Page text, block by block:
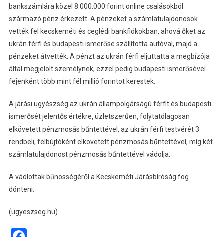
bankszámlára közel 8.000.000 forint online csalásokból
származó pénz érkezett. A pénzeket a számlatulajdonosok
vették fel kecskeméti és ceglédi bankfiókokban, ahová őket az
ukrán férfi és budapesti ismerőse szállította autóval, majd a
pénzeket átvették. A pénzt az ukrán férfi eljuttatta a megbízója
által megjelölt személynek, ezzel pedig budapesti ismerősével
fejenként több mint fél millió forintot kerestek.
A járási ügyészség az ukrán állampolgárságú férfit és budapesti
ismerősét jelentős értékre, üzletszerűen, folytatólagosan
elkövetett pénzmosás bűntettével, az ukrán férfi testvérét 3
rendbeli, felbújtóként elkövetett pénzmosás bűntettével, míg két
számlatulajdonost pénzmosás bűntettével vádolja.
A vádlottak bűnösségéről a Kecskeméti Járásbíróság fog
dönteni.
(ugyeszseg.hu)